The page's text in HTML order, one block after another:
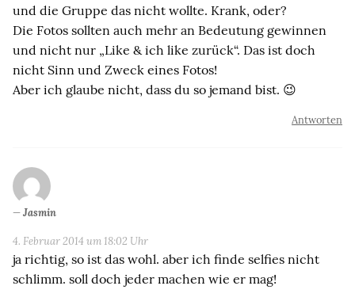
und die Gruppe das nicht wollte. Krank, oder?
Die Fotos sollten auch mehr an Bedeutung gewinnen
und nicht nur „Like & ich like zurück“. Das ist doch
nicht Sinn und Zweck eines Fotos!
Aber ich glaube nicht, dass du so jemand bist. 😉
Antworten
Jasmin
4. Februar 2014 um 18:02 Uhr
ja richtig, so ist das wohl. aber ich finde selfies nicht
schlimm. soll doch jeder machen wie er mag!